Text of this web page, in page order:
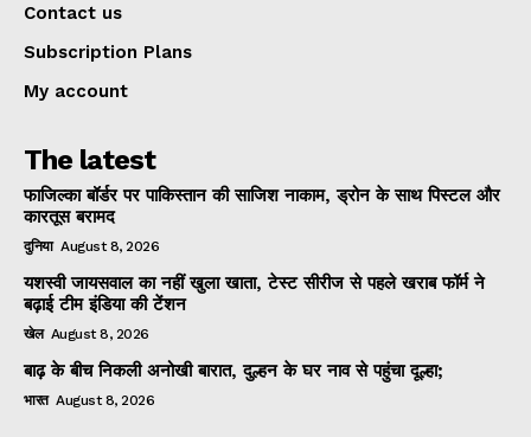
Contact us
Subscription Plans
My account
The latest
फाजिल्का बॉर्डर पर पाकिस्तान की साजिश नाकाम, ड्रोन के साथ पिस्टल और
कारतूस बरामद
दुनिया August 8, 2026
यशस्वी जायसवाल का नहीं खुला खाता, टेस्ट सीरीज से पहले खराब फॉर्म ने
बढ़ाई टीम इंडिया की टेंशन
खेल August 8, 2026
बाढ़ के बीच निकली अनोखी बारात, दुल्हन के घर नाव से पहुंचा दूल्हा;
भारत August 8, 2026